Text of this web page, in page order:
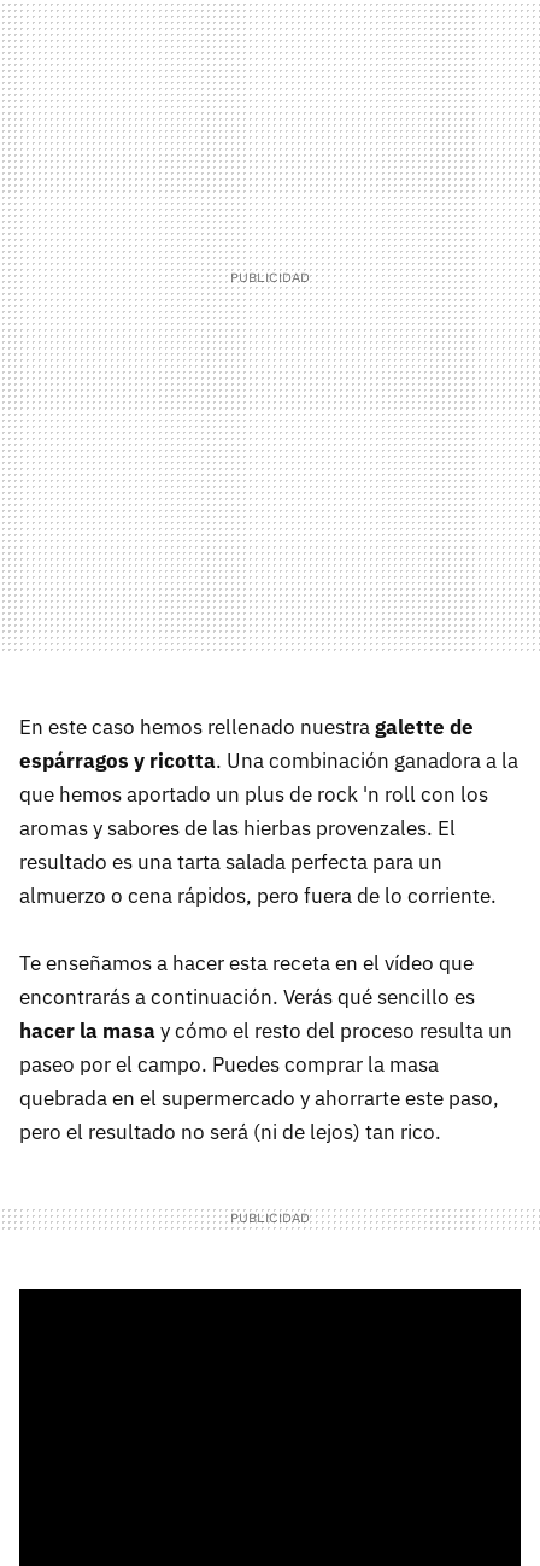
En este caso hemos rellenado nuestragalette de
espárragos y ricotta. Una combinación ganadora a la
que hemos aportado un plus de rock 'n roll con los
aromas y sabores de las hierbas provenzales. El
resultado es una tarta salada perfecta para un
almuerzo o cena rápidos, pero fuera de lo corriente.
Te enseñamos a hacer esta receta en el vídeo que
encontrarás a continuación. Verás qué sencillo es
hacer la masay cómo el resto del proceso resulta un
paseo por el campo. Puedes comprar la masa
quebrada en el supermercado y ahorrarte este paso,
pero el resultado no será (ni de lejos) tan rico.